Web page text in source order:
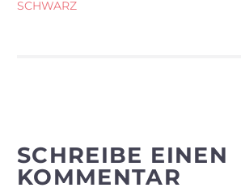
SCHWARZ
SCHREIBE EINEN
KOMMENTAR